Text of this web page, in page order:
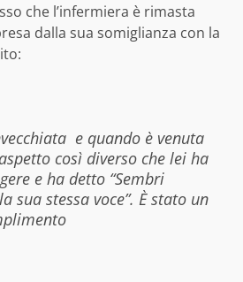
che l’infermiera è rimasta
dalla sua somiglianza con la
e quando è venuta
così diverso che lei ha
e ha detto “Sembri
sua stessa voce”. È stato un